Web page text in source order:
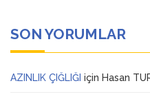
SON YORUMLAR
AZINLIK ÇIĞLIĞI için Hasan